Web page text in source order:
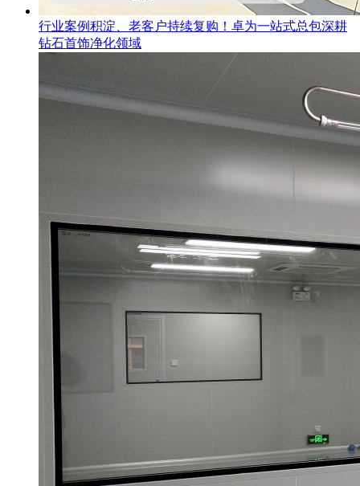
行业案例积淀、老客户持续复购！卓为一站式总包深耕
钻石首饰净化领域